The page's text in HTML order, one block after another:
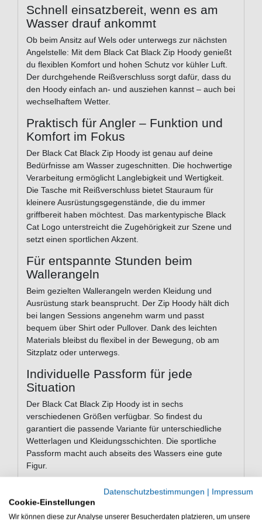
Schnell einsatzbereit, wenn es am
Wasser drauf ankommt
Ob beim Ansitz auf Wels oder unterwegs zur nächsten
Angelstelle: Mit dem Black Cat Black Zip Hoody genießt
du flexiblen Komfort und hohen Schutz vor kühler Luft.
Der durchgehende Reißverschluss sorgt dafür, dass du
den Hoody einfach an- und ausziehen kannst – auch bei
wechselhaftem Wetter.
Praktisch für Angler – Funktion und
Komfort im Fokus
Der Black Cat Black Zip Hoody ist genau auf deine
Bedürfnisse am Wasser zugeschnitten. Die hochwertige
Verarbeitung ermöglicht Langlebigkeit und Wertigkeit.
Die Tasche mit Reißverschluss bietet Stauraum für
kleinere Ausrüstungsgegenstände, die du immer
griffbereit haben möchtest. Das markentypische Black
Cat Logo unterstreicht die Zugehörigkeit zur Szene und
setzt einen sportlichen Akzent.
Für entspannte Stunden beim
Wallerangeln
Beim gezielten Wallerangeln werden Kleidung und
Ausrüstung stark beansprucht. Der Zip Hoody hält dich
bei langen Sessions angenehm warm und passt
bequem über Shirt oder Pullover. Dank des leichten
Materials bleibst du flexibel in der Bewegung, ob am
Sitzplatz oder unterwegs.
Individuelle Passform für jede
Situation
Der Black Cat Black Zip Hoody ist in sechs
verschiedenen Größen verfügbar. So findest du
garantiert die passende Variante für unterschiedliche
Wetterlagen und Kleidungsschichten. Die sportliche
Passform macht auch abseits des Wassers eine gute
Figur.
Die wichtigsten Vorteile auf einen
Blick
Durchgehender Reißverschluss– schnelles An-
Datenschutzbestimmungen | Impressum
Cookie-Einstellungen
Wir können diese zur Analyse unserer Besucherdaten platzieren, um unsere